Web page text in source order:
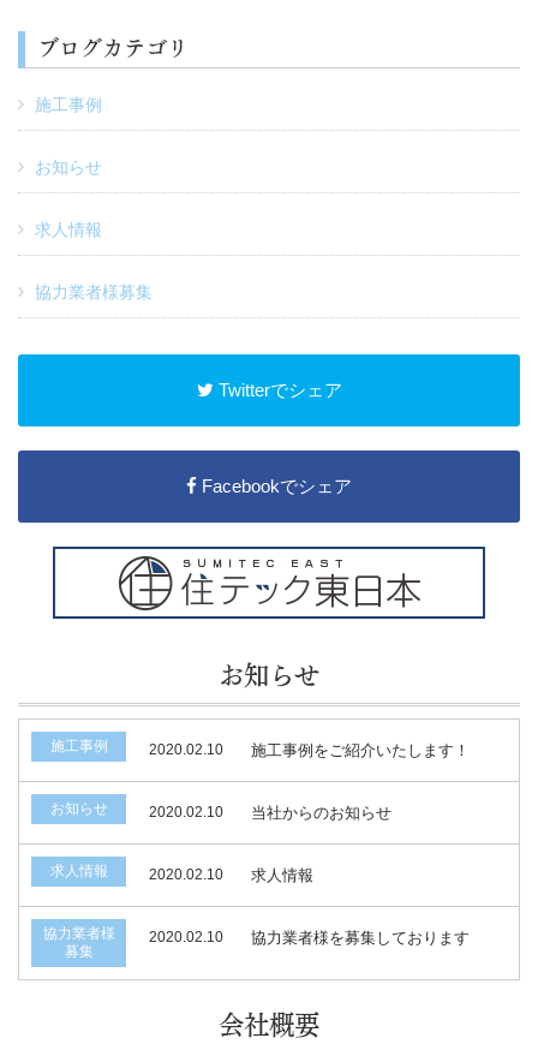
ブログカテゴリ
施工事例
お知らせ
求人情報
協力業者様募集
Twitterでシェア
Facebookでシェア
お知らせ
施工事例 2020.02.10 施工事例をご紹介いたします！
お知らせ 2020.02.10 当社からのお知らせ
求人情報 2020.02.10 求人情報
協力業者様
募集
2020.02.10 協力業者様を募集しております
会社概要